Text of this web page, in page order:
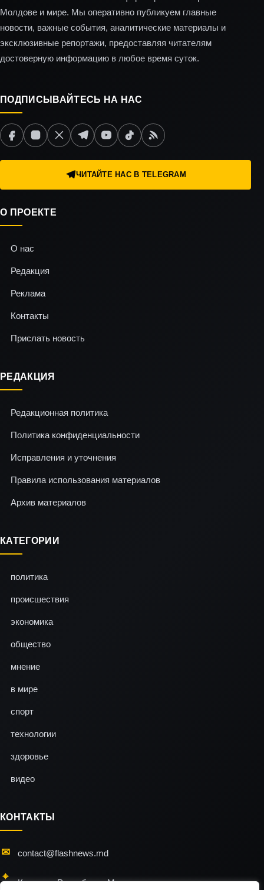
Молдове и мире. Мы оперативно публикуем главные
новости, важные события, аналитические материалы и
эксклюзивные репортажи, предоставляя читателям
достоверную информацию в любое время суток.
ПОДПИСЫВАЙТЕСЬ НА НАС
ЧИТАЙТЕ НАС В TELEGRAM
О ПРОЕКТЕ
О нас
Редакция
Реклама
Контакты
Прислать новость
РЕДАКЦИЯ
Редакционная политика
Политика конфиденциальности
Исправления и уточнения
Правила использования материалов
Архив материалов
КАТЕГОРИИ
политика
происшествия
экономика
общество
мнение
в мире
спорт
технологии
здоровье
видео
КОНТАКТЫ
contact@flashnews.md
Кишинэу, Республика Молдова